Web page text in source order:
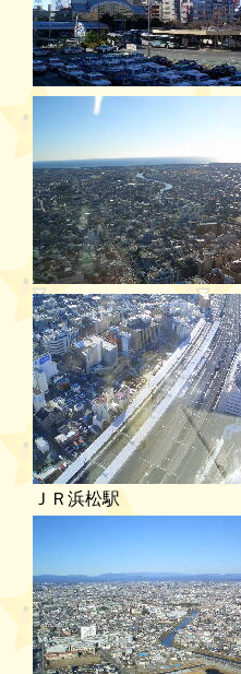
ＪＲ浜松駅